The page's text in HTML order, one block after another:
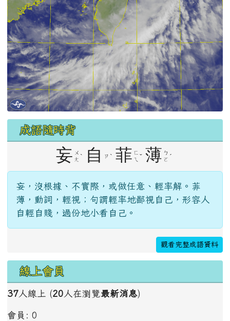
成語隨時背
妄 ㄨ
ㄤ ˋ 自 ㄗ ˋ 菲 ㄈ
ㄟ ˇ 薄 ㄅ
ㄛ ˊ
妄，沒根據、不實際，或做任意、輕率解。菲
薄，動詞，輕視；句謂輕率地鄙視自己，形容人
自輕自賤，過份地小看自己。
觀看完整成語資料
線上會員
37 人線上 (20 人在瀏覽最新消息)
會員: 0